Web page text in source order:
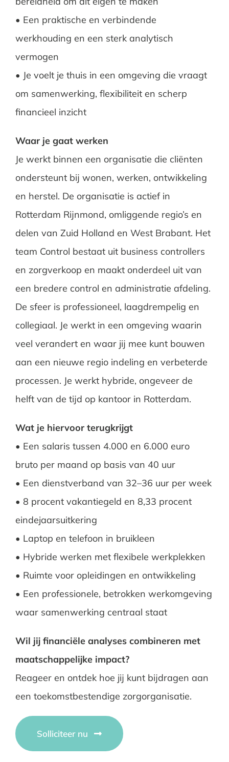
• Een praktische en verbindende
werkhouding en een sterk analytisch
vermogen
• Je voelt je thuis in een omgeving die vraagt
om samenwerking, flexibiliteit en scherp
financieel inzicht
Waar je gaat werken
Je werkt binnen een organisatie die cliënten
ondersteunt bij wonen, werken, ontwikkeling
en herstel. De organisatie is actief in
Rotterdam Rijnmond, omliggende regio’s en
delen van Zuid Holland en West Brabant. Het
team Control bestaat uit business controllers
en zorgverkoop en maakt onderdeel uit van
een bredere control en administratie afdeling.
De sfeer is professioneel, laagdrempelig en
collegiaal. Je werkt in een omgeving waarin
veel verandert en waar jij mee kunt bouwen
aan een nieuwe regio indeling en verbeterde
processen. Je werkt hybride, ongeveer de
helft van de tijd op kantoor in Rotterdam.
Wat je hiervoor terugkrijgt
• Een salaris tussen 4.000 en 6.000 euro
bruto per maand op basis van 40 uur
• Een dienstverband van 32–36 uur per week
• 8 procent vakantiegeld en 8,33 procent
eindejaarsuitkering
• Laptop en telefoon in bruikleen
• Hybride werken met flexibele werkplekken
• Ruimte voor opleidingen en ontwikkeling
• Een professionele, betrokken werkomgeving
waar samenwerking centraal staat
Wil jij financiële analyses combineren met
maatschappelijke impact?
Reageer en ontdek hoe jij kunt bijdragen aan
een toekomstbestendige zorgorganisatie.
Solliciteer nu